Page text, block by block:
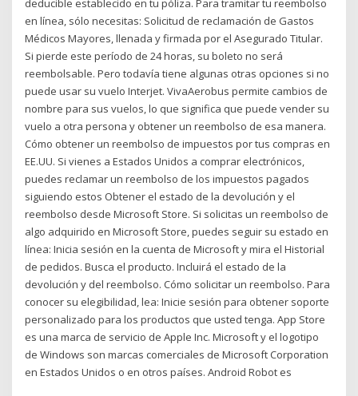
deducible establecido en tu póliza. Para tramitar tu reembolso
en línea, sólo necesitas: Solicitud de reclamación de Gastos
Médicos Mayores, llenada y firmada por el Asegurado Titular.
Si pierde este período de 24 horas, su boleto no será
reembolsable. Pero todavía tiene algunas otras opciones si no
puede usar su vuelo Interjet. VivaAerobus permite cambios de
nombre para sus vuelos, lo que significa que puede vender su
vuelo a otra persona y obtener un reembolso de esa manera.
Cómo obtener un reembolso de impuestos por tus compras en
EE.UU. Si vienes a Estados Unidos a comprar electrónicos,
puedes reclamar un reembolso de los impuestos pagados
siguiendo estos Obtener el estado de la devolución y el
reembolso desde Microsoft Store. Si solicitas un reembolso de
algo adquirido en Microsoft Store, puedes seguir su estado en
línea: Inicia sesión en la cuenta de Microsoft y mira el Historial
de pedidos. Busca el producto. Incluirá el estado de la
devolución y del reembolso. Cómo solicitar un reembolso. Para
conocer su elegibilidad, lea: Inicie sesión para obtener soporte
personalizado para los productos que usted tenga. App Store
es una marca de servicio de Apple Inc. Microsoft y el logotipo
de Windows son marcas comerciales de Microsoft Corporation
en Estados Unidos o en otros países. Android Robot es